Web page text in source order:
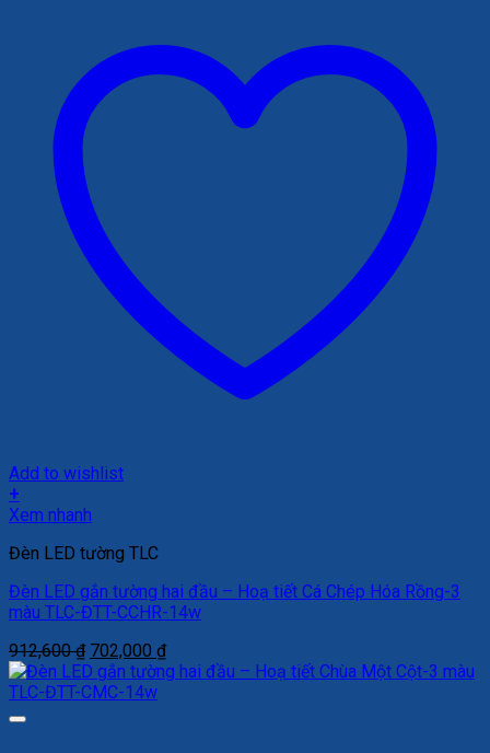
Add to wishlist
+
Xem nhanh
Đèn LED tường TLC
Đèn LED gắn tường hai đầu – Hoạ tiết Cá Chép Hóa Rồng-3
màu TLC-ĐTT-CCHR-14w
912,600₫ Giá
gốc
là:
702,000 ₫Giá
hiện